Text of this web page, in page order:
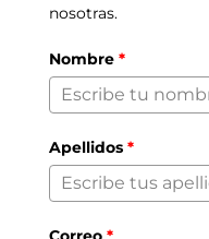
nosotras.
Nombre *
Apellidos *